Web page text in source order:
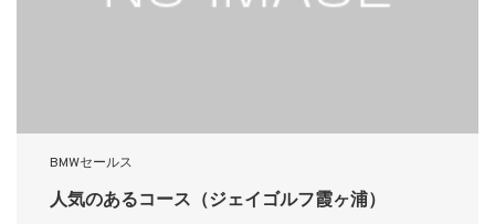
BMWセールス
人気のあるコース（ジェイゴルフ霞ヶ浦）